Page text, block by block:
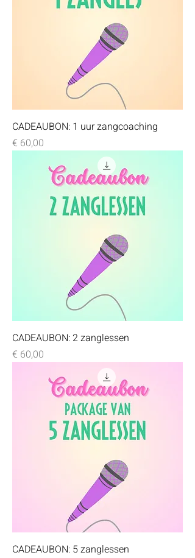
CADEAUBON: 1 uur zangcoaching
Prijs
€ 60,00
CADEAUBON: 2 zanglessen
Prijs
€ 60,00
CADEAUBON: 5 zanglessen